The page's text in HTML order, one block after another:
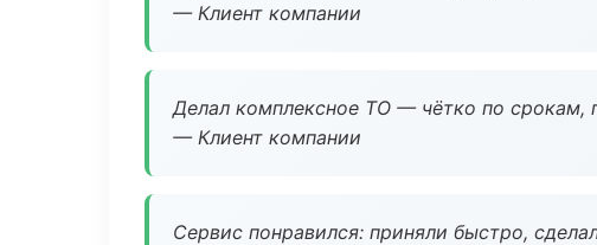
— Клиент компании
Делал комплексное ТО — чётко по срокам,
— Клиент компании
Сервис понравился: приняли быстро,